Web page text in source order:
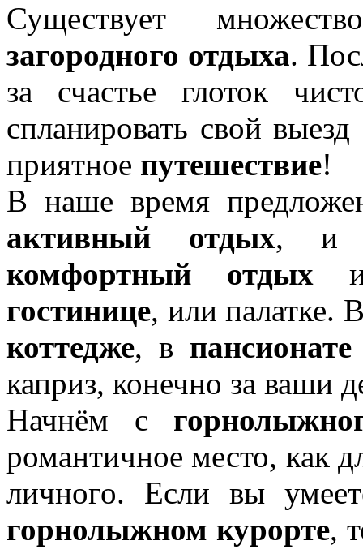
Существует
загородного отдыха.
за счастье глоток
спланировать свой
приятное путешествие!
В наше время
активный отдых,
комфортный отдых и
гостинице, или палатке.
коттедже, в пансионате
каприз, конечно за ваши
Начнём с
романтичное место, как
личного. Если вы
горнолыжном курорте,